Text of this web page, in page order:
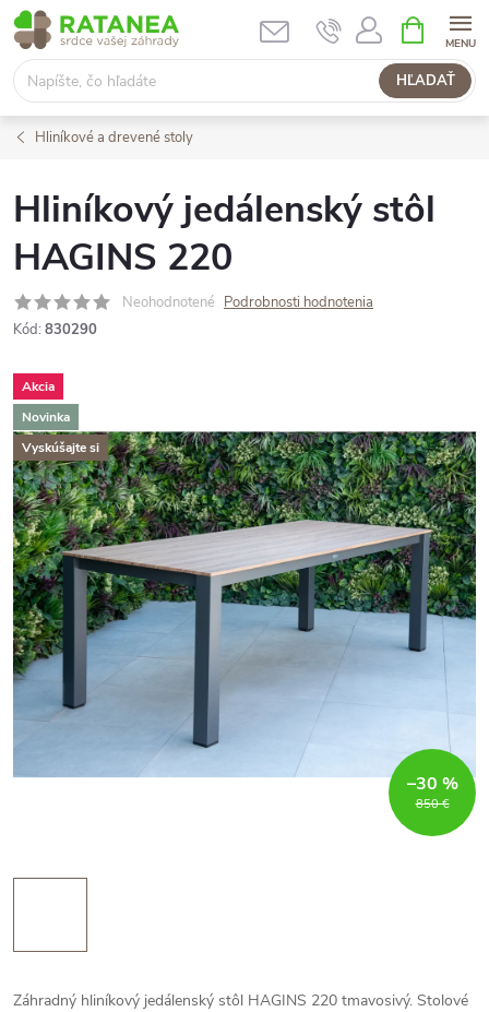
Prejsť
na
obsah
HĽADAŤ
KOŠÍK
Hliníkové a drevené stoly
Hliníkový jedálenský stôl
HAGINS 220
Neohodnotené Podrobnosti hodnotenia
Kód: 830290
Akcia
Novinka
Vyskúšajte si
850 €
–30 %
Záhradný hliníkový jedálenský stôl HAGINS 220 tmavosivý. Stolové